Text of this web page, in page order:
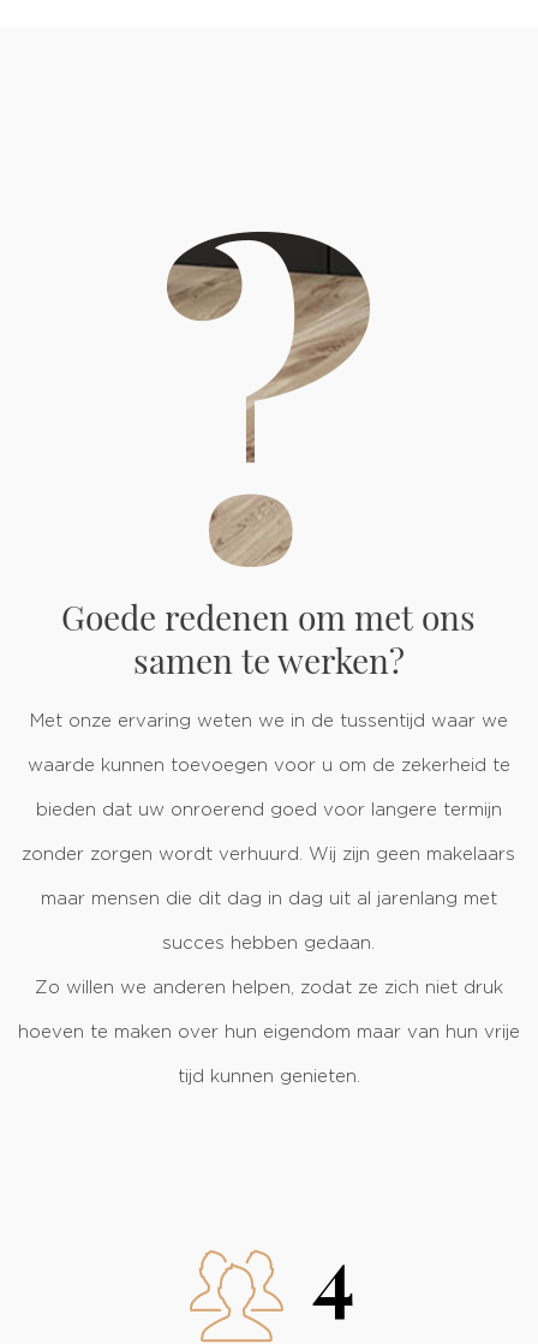
Goede redenen om met ons
samen te werken?
Met onze ervaring weten we in de tussentijd waar we
waarde kunnen toevoegen voor u om de zekerheid te
bieden dat uw onroerend goed voor langere termijn
zonder zorgen wordt verhuurd. Wij zijn geen makelaars
maar mensen die dit dag in dag uit al jarenlang met
succes hebben gedaan.
Zo willen we anderen helpen, zodat ze zich niet druk
hoeven te maken over hun eigendom maar van hun vrije
tijd kunnen genieten.
4